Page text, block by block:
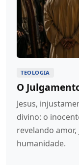
TEOLOGIA
O
Jesus,
divino: o
revelando
humanidade.